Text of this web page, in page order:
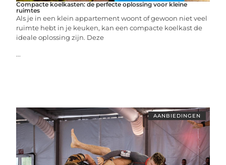
Compacte koelkasten: de perfecte oplossing voor kleine
ruimtes
Als je in een klein appartement woont of gewoon niet veel
ruimte hebt in je keuken, kan een compacte koelkast de
ideale oplossing zijn. Deze
...
AANBIEDINGEN